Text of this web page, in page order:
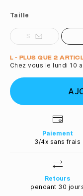
Taille
S
Quantité
L - PLUS QUE 2
Chez vous le lundi 10
Paiement
3/4x sans frais
Retours
pendant 30